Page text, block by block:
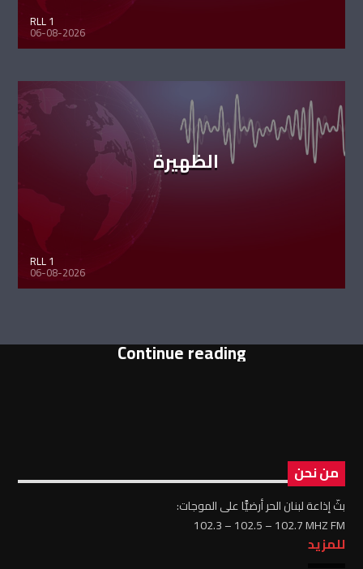
RLL 1
06-08-2026
الظهيرة
RLL 1
06-08-2026
Continue reading
من نحن
بثّ إذاعة لبنان الحر أرضيًّا على الموجات:
102.3 – 102.5 – 102.7 MHZ FM
للمزيد